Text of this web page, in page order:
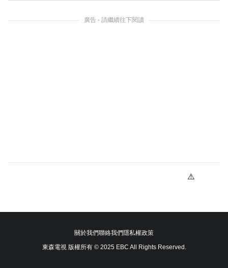
廣告 - 請繼續往下閱讀
關於我們聯絡我們隱私權政策
東森電視 版權所有 © 2025 EBC All Rights Reserved.